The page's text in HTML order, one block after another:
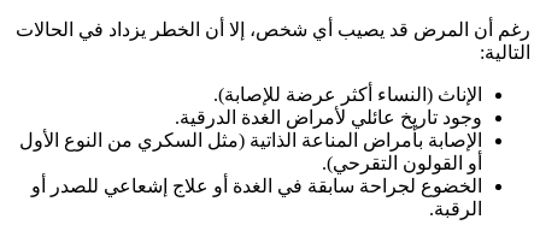
رغم أن المرض قد يصيب أي شخص، إلا أن الخطر يزداد في الحالات
التالية:
الإناث (النساء أكثر عرضة للإصابة).
وجود تاريخ عائلي لأمراض الغدة الدرقية.
الإصابة بأمراض المناعة الذاتية (مثل السكري من النوع الأول
أو القولون التقرحي).
الخضوع لجراحة سابقة في الغدة أو علاج إشعاعي للصدر أو
الرقبة.